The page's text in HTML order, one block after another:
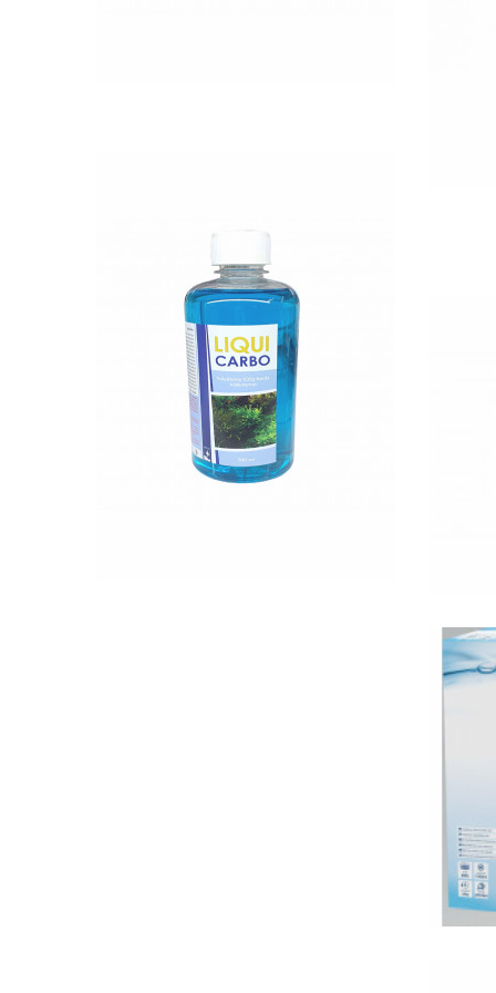
Nettó ár: 2,984 Ft
Liqui Carbo folyékony
CO2 500ml - 25000 liter
vízhez
KOSÁRBA